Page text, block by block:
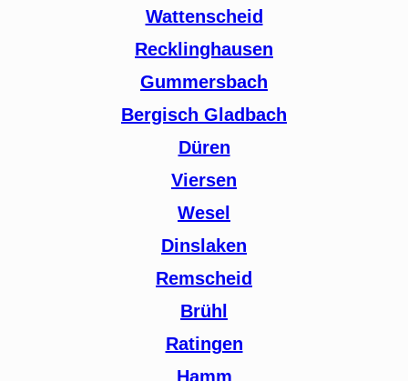
Wattenscheid
Recklinghausen
Gummersbach
Bergisch Gladbach
Düren
Viersen
Wesel
Dinslaken
Remscheid
Brühl
Ratingen
Hamm